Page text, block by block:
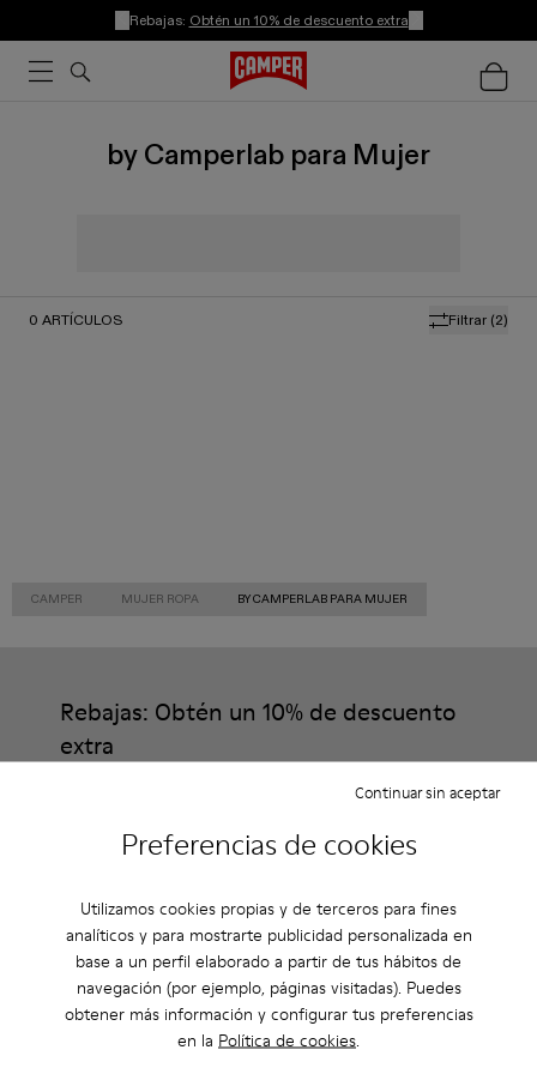
Preferencias de cookies
Utilizamos cookies propias y de terceros para fines
analíticos y para mostrarte publicidad personalizada en
base a un perfil elaborado a partir de tus hábitos de
navegación (por ejemplo, páginas visitadas). Puedes
obtener más información y configurar tus preferencias
en la Política de cookies.
Continuar sin aceptar
Rebajas: Obtén un 10% de descuento extra
by Camperlab para Mujer
Filtrar (2)
0 ARTÍCULOS
CAMPER MUJER ROPA BY CAMPERLAB PARA MUJER
Rebajas: Obtén un 10% de descuento
extra
Así es. Como parte de la comunidad, disfrutarás de beneficios
exclusivos como descuentos, acceso anticipado, invitaciones a
Estados Unidos Español